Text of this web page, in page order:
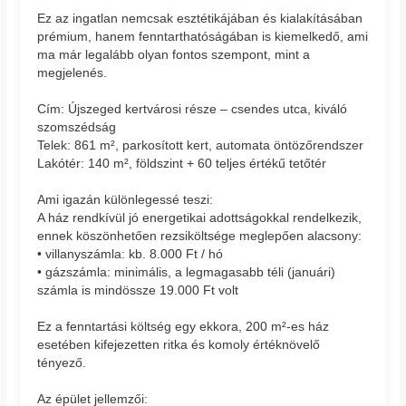
Ez az ingatlan nemcsak esztétikájában és kialakításában
prémium, hanem fenntarthatóságában is kiemelkedő, ami
ma már legalább olyan fontos szempont, mint a
megjelenés.
Cím: Újszeged kertvárosi része – csendes utca, kiváló
szomszédság
Telek: 861 m², parkosított kert, automata öntözőrendszer
Lakótér: 140 m², földszint + 60 teljes értékű tetőtér
Ami igazán különlegessé teszi:
A ház rendkívül jó energetikai adottságokkal rendelkezik,
ennek köszönhetően rezsiköltsége meglepően alacsony:
• villanyszámla: kb. 8.000 Ft / hó
• gázszámla: minimális, a legmagasabb téli (januári)
számla is mindössze 19.000 Ft volt
Ez a fenntartási költség egy ekkora, 200 m²-es ház
esetében kifejezetten ritka és komoly értéknövelő
tényező.
Az épület jellemzői: